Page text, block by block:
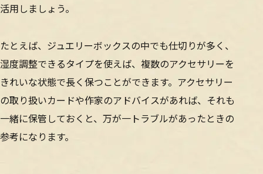
活用しましょう。
たとえば、ジュエリーボックスの中でも仕切りが多く、
湿度調整できるタイプを使えば、複数のアクセサリーを
きれいな状態で長く保つことができます。アクセサリー
の取り扱いカードや作家のアドバイスがあれば、それも
一緒に保管しておくと、万が一トラブルがあったときの
参考になります。